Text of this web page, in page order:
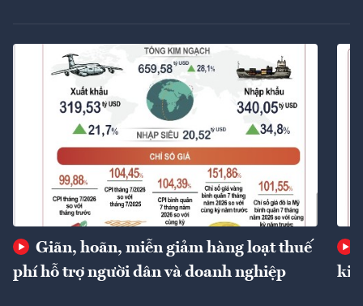
Giãn, hoãn, miễn giảm hàng loạt thuế
phí hỗ trợ người dân và doanh nghiệp